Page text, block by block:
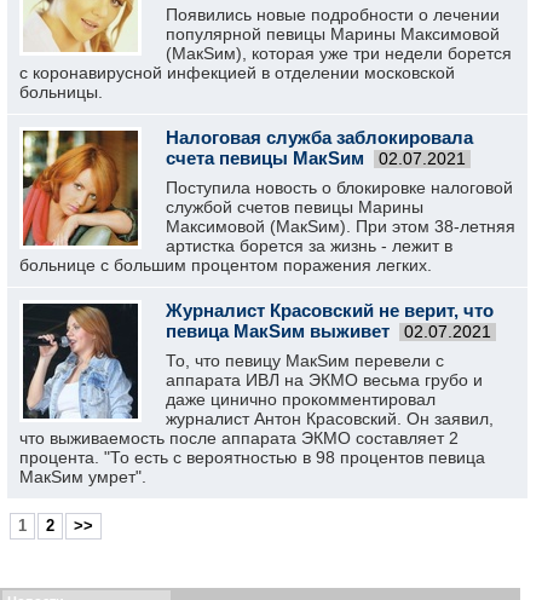
Появились новые подробности о лечении
популярной певицы Марины Максимовой
(МакSим), которая уже три недели борется
с коронавирусной инфекцией в отделении московской
больницы.
Налоговая служба заблокировала
счета певицы МакSим
02.07.2021
Поступила новость о блокировке налоговой
службой счетов певицы Марины
Максимовой (МакSим). При этом 38-летняя
артистка борется за жизнь - лежит в
больнице с большим процентом поражения легких.
Журналист Красовский не верит, что
певица МакSим выживет
02.07.2021
То, что певицу МакSим перевели с
аппарата ИВЛ на ЭКМО весьма грубо и
даже цинично прокомментировал
журналист Антон Красовский. Он заявил,
что выживаемость после аппарата ЭКМО составляет 2
процента. "То есть с вероятностью в 98 процентов певица
МакSим умрет".
1 2 >>